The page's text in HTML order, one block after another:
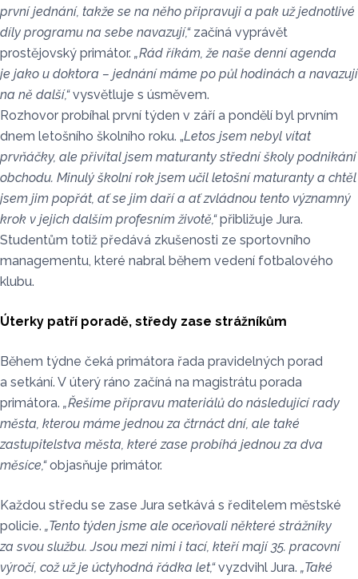
první jednání, takže se na něho připravuji a pak už jednotlivé
díly programu na sebe navazují,“ začíná vyprávět
prostějovský primátor. „Rád říkám, že naše denní agenda
je jako u doktora – jednání máme po půl hodinách a navazují
na ně další,“vysvětluje s úsměvem.
Rozhovor probíhal první týden v září a pondělí byl prvním
dnem letošního školního roku. „Letos jsem nebyl vítat
prvňáčky, ale přivítal jsem maturanty střední školy podnikání
obchodu. Minulý školní rok jsem učil letošní maturanty a chtěl
jsem jim popřát, ať se jim daří a ať zvládnou tento významný
krok v jejich dalším profesním životě,“přibližuje Jura.
Studentům totiž předává zkušenosti ze sportovního
managementu, které nabral během vedení fotbalového
klubu.
Úterky patří poradě, středy zase strážníkům
Během týdne čeká primátora řada pravidelných porad
a setkání. V úterý ráno začíná na magistrátu porada
primátora. „Řešíme přípravu materiálů do následující rady
města, kterou máme jednou za čtrnáct dní, ale také
zastupitelstva města, které zase probíhá jednou za dva
měsíce,“objasňuje primátor.
Každou středu se zase Jura setkává s ředitelem městské
policie. „Tento týden jsme ale oceňovali některé strážníky
za svou službu. Jsou mezi nimi i tací, kteří mají 35. pracovní
výročí, což už je úctyhodná řádka let,“vyzdvihl Jura. „Také